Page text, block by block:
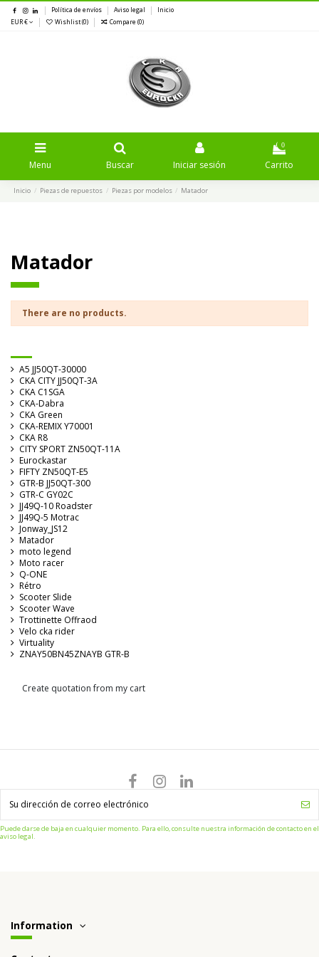
Política de envíos Aviso legal
Inicio
EUR €
Wishlist (0) Compare (0)
Menu Buscar Iniciar sesión
0
Carrito
Inicio Piezas de repuestos Piezas por modelos Matador
Matador
There are no products.
A5 JJ50QT-30000
CKA CITY JJ50QT-3A
CKA C1SGA
CKA-Dabra
CKA Green
CKA-REMIX Y70001
CKA R8
CITY SPORT ZN50QT-11A
Eurockastar
FIFTY ZN50QT-E5
GTR-B JJ50QT-300
GTR-C GY02C
JJ49Q-10 Roadster
JJ49Q-5 Motrac
Jonway_JS12
Matador
moto legend
Moto racer
Q-ONE
Rétro
Scooter Slide
Scooter Wave
Trottinette Offraod
Velo cka rider
Virtuality
ZNAY50BN45ZNAYB GTR-B
Create quotation from my cart
Puede darse de baja en cualquier momento. Para ello, consulte nuestra información de contacto en el
aviso legal.
Information